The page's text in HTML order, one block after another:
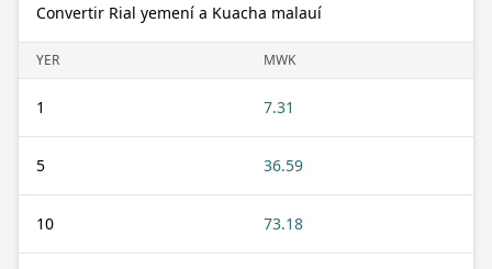
Convertir Rial yemení a Kuacha malauí
YER MWK
1 7.31
5 36.59
10 73.18